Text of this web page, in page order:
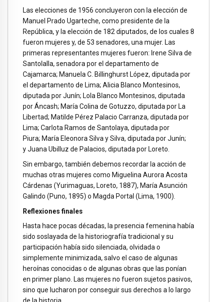
Las elecciones de 1956 concluyeron con la elección de
Manuel Prado Ugarteche, como presidente de la
República, y la elección de 182 diputados, de los cuales 8
fueron mujeres y, de 53 senadores, una mujer. Las
primeras representantes mujeres fueron: Irene Silva de
Santolalla, senadora por el departamento de
Cajamarca; Manuela C. Billinghurst López, diputada por
el departamento de Lima; Alicia Blanco Montesinos,
diputada por Junín; Lola Blanco Montesinos, diputada
por Áncash; María Colina de Gotuzzo, diputada por La
Libertad; Matilde Pérez Palacio Carranza, diputada por
Lima; Carlota Ramos de Santolaya, diputada por
Piura; María Eleonora Silva y Silva, diputada por Junín;
y Juana Ubilluz de Palacios, diputada por Loreto.
Sin embargo, también debemos recordar la acción de
muchas otras mujeres como Miguelina Aurora Acosta
Cárdenas (Yurimaguas, Loreto, 1887), María Asunción
Galindo (Puno, 1895) o Magda Portal (Lima, 1900).
Reflexiones finales
Hasta hace pocas décadas, la presencia femenina había
sido soslayada de la historiografía tradicional y su
participación había sido silenciada, olvidada o
simplemente minimizada, salvo el caso de algunas
heroínas conocidas o de algunas obras que las ponían
en primer plano. Las mujeres no fueron sujetos pasivos,
sino que lucharon por conseguir sus derechos a lo largo